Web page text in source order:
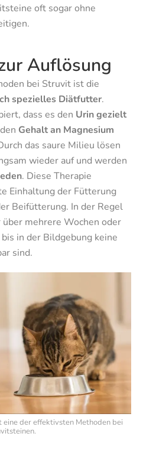
oft sogar ohne
eine der effektivsten Methoden bei
Auflösung
bei Struvit ist die
spezielles Diätfutter.
dass es den Urin gezielt
Gehalt an Magnesium
das saure Milieu lösen
wieder auf und werden
. Diese Therapie
Einhaltung der Fütterung
Beifütterung. In der Regel
mehrere Wochen oder
in der Bildgebung keine
sind.